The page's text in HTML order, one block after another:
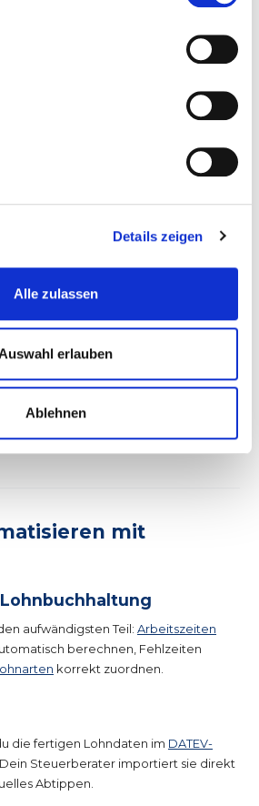
Details zeigen
Alle zulassen
Auswahl erlauben
Ablehnen
die beste Lösung
Zu niedriger Lohn → Nachzahlung
Rückwirkende SV-Pflicht
Lohnsteuernachforderung bei
mit
aufwändigsten Teil: Arbeitszeiten
berechnen, Fehlzeiten
korrekt zuordnen.
die fertigen Lohndaten im DATEV-
. Dein Steuerberater importiert sie direkt
Abtippen.